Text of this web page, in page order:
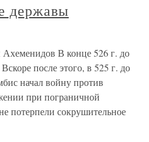
державы
Ахеменидов В конце 526 г. до
после этого, в 525 г. до
начал войну против
при пограничной
потерпели сокрушительное